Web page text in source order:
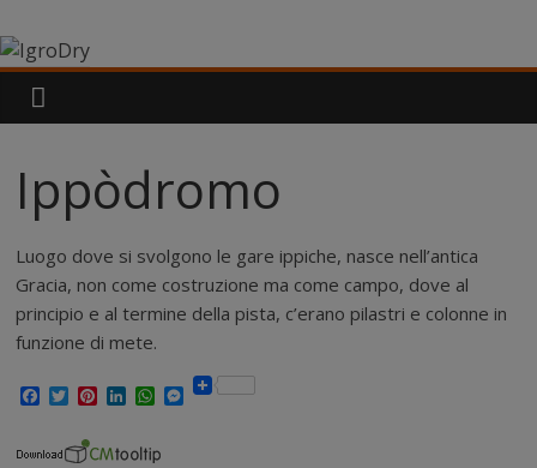
al
contenuto
IgroDry
miglior
per
muri
attualmente
in
commercio
Ippòdromo
Luogo dove si svolgono le gare ippiche, nasce nell’antica
Gracia, non come costruzione ma come campo, dove al
principio e al termine della pista, c’erano pilastri e colonne in
funzione di mete.
F
e
T
t
P
t
L
k
W
t
M